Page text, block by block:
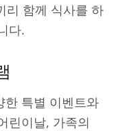
리 함께 식사를 하
다.
한 특별 이벤트와
린이날, 가족의